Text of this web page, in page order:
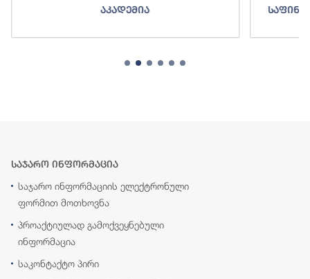
საფინანსო-ანალიტიკური სამსახური
საჯარო ინფორმაცია
საჯარო ინფორმაციის ელექტრონული
ფორმით მოთხოვნა
პროაქტიულად გამოქვეყნებული
ინფორმაცია
საკონტაქტო პირი